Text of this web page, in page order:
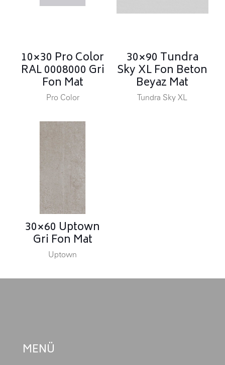
10×30 Pro Color
RAL 0008000 Gri
Fon Mat
Pro Color
30×90 Tundra
Sky XL Fon Beton
Beyaz Mat
Tundra Sky XL
30×60 Uptown
Gri Fon Mat
Uptown
MENÜ